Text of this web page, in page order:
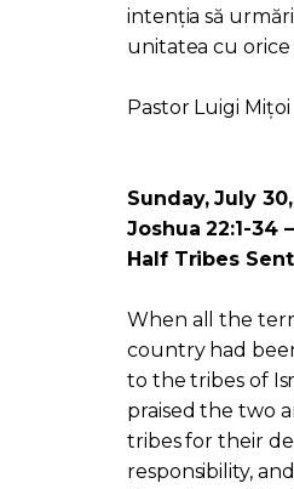
intenția să
unitatea cu orice
Pastor Luigi Mițoi
Sunday, July
Joshua 22:1-34
Half Tribes
When all the
country had
to the tribes of
praised the two
tribes for their
responsibility,